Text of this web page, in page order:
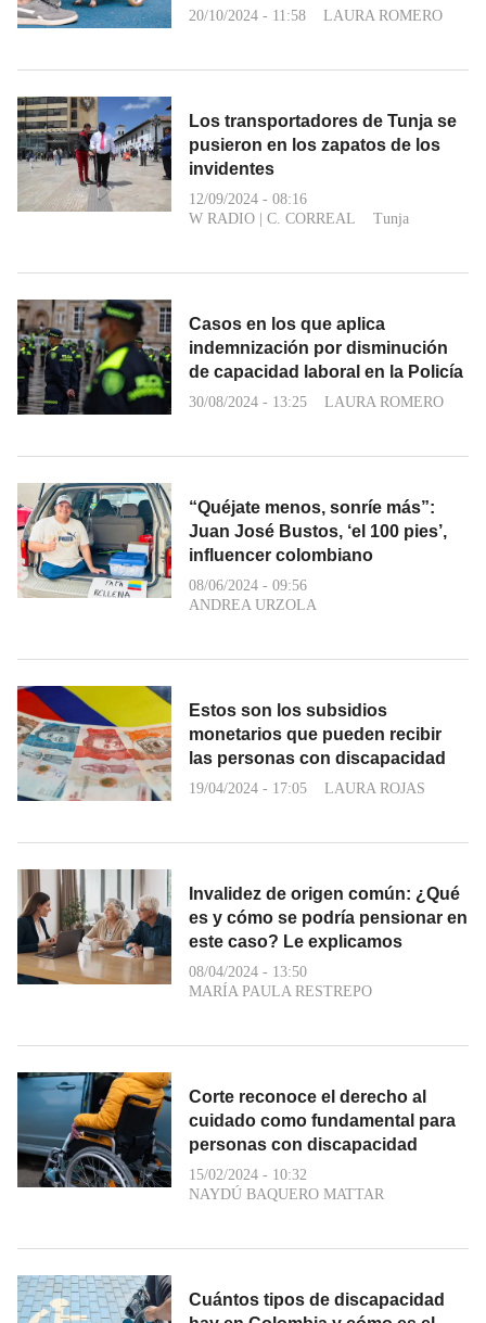
20/10/2024 - 11:58 LAURA ROMERO
Los transportadores de Tunja se
pusieron en los zapatos de los
invidentes
12/09/2024 - 08:16
W RADIO | C. CORREAL Tunja
Casos en los que aplica
indemnización por disminución
de capacidad laboral en la Policía
30/08/2024 - 13:25 LAURA ROMERO
“Quéjate menos, sonríe más”:
Juan José Bustos, ‘el 100 pies’,
influencer colombiano
08/06/2024 - 09:56
ANDREA URZOLA
Estos son los subsidios
monetarios que pueden recibir
las personas con discapacidad
19/04/2024 - 17:05 LAURA ROJAS
Invalidez de origen común: ¿Qué
es y cómo se podría pensionar en
este caso? Le explicamos
08/04/2024 - 13:50
MARÍA PAULA RESTREPO
Corte reconoce el derecho al
cuidado como fundamental para
personas con discapacidad
15/02/2024 - 10:32
NAYDÚ BAQUERO MATTAR
Cuántos tipos de discapacidad